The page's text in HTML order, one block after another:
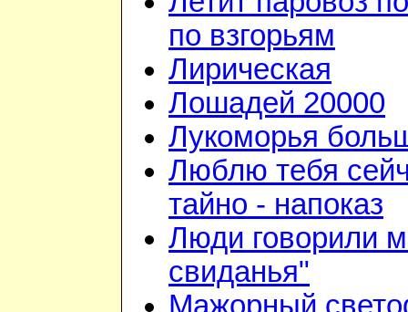
по взгорьям
Лирическая
Лошадей 20000
Лукоморья
Люблю тебя
тайно - напоказ
Люди говорили
свиданья"